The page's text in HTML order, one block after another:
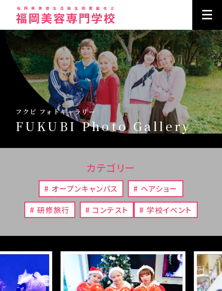
フクビ フォトギャラリー
FUKUBI Photo Gallery
カテゴリー
# オープンキャンパス # ヘアショー
# 研修旅行 # コンテスト # 学校イベント